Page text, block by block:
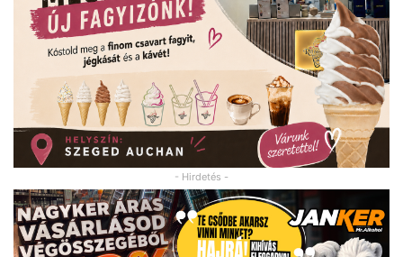
- Hirdetés -